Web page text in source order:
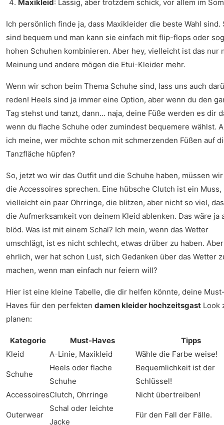
Maxikleid: Lässig, aber trotzdem schick, vor allem im
Ich persönlich finde ja, dass Maxikleider die beste Wahl sind.
sind bequem und man kann sie einfach mit flip-flops oder
hohen Schuhen kombinieren. Aber hey, vielleicht ist das nur
Meinung und andere mögen die Etui-Kleider mehr.
Wenn wir schon beim Thema Schuhe sind, lass uns auch
reden! Heels sind ja immer eine Option, aber wenn du den
Tag stehst und tanzt, dann… naja, deine Füße werden es dir
wenn du flache Schuhe oder zumindest bequemere wählst.
ich meine, wer möchte schon mit schmerzenden Füßen auf
Tanzfläche hüpfen?
So, jetzt wo wir das Outfit und die Schuhe haben, müssen
die Accessoires sprechen. Eine hübsche Clutch ist ein Muss,
vielleicht ein paar Ohrringe, die blitzen, aber nicht so viel,
die Aufmerksamkeit von deinem Kleid ablenken. Das wäre ja
blöd. Was ist mit einem Schal? Ich mein, wenn das Wetter
umschlägt, ist es nicht schlecht, etwas drüber zu haben.
ehrlich, wer hat schon Lust, sich Gedanken über das Wetter
machen, wenn man einfach nur feiern will?
Hier ist eine kleine Tabelle, die dir helfen könnte, deine
Haves für den perfekten damen kleider hochzeitsgast Look
planen:
Kategorie Must-Haves
Tipps
Kleid
A-Linie, Maxikleid Wähle die Farbe weise!
Schuhe
Heels oder flache
Schuhe
Bequemlichkeit ist der
Schlüssel!
AccessoiresClutch, Ohrringe Nicht übertreiben!
Outerwear
Schal oder leichte
Jacke
Für den Fall der Fälle.